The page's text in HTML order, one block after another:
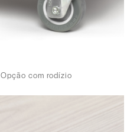
Opção com rodízio